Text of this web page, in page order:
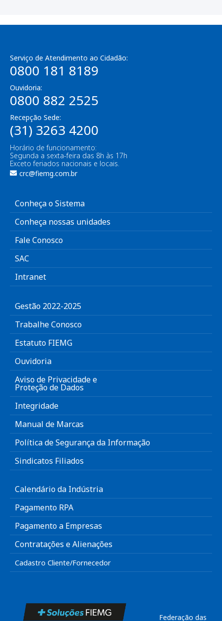
Serviço de Atendimento ao Cidadão:
0800 181 8189
Ouvidoria:
0800 882 2525
Recepção Sede:
(31) 3263 4200
Horário de funcionamento:
Segunda a sexta-feira das 8h às 17h
Exceto feriados nacionais e locais.
crc@fiemg.com.br
Conheça o Sistema
Conheça nossas unidades
Fale Conosco
SAC
Intranet
Gestão 2022-2025
Trabalhe Conosco
Estatuto FIEMG
Ouvidoria
Aviso de Privacidade e
Proteção de Dados
Integridade
Manual de Marcas
Política de Segurança da Informação
Sindicatos Filiados
Calendário da Indústria
Pagamento RPA
Pagamento a Empresas
Contratações e Alienações
Cadastro Cliente/Fornecedor
Federação das